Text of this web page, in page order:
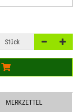
Stück
MERKZETTEL